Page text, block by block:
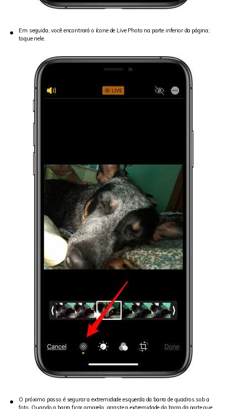
Em seguida, você encontrará o ícone de Live Photo na parte inferior da página;
toque nele.
O próximo passo é segurar a extremidade esquerda da barra de quadros sob a